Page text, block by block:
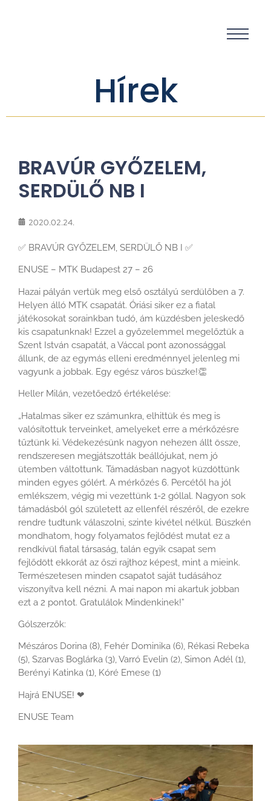
Hírek
BRAVÚR GYŐZELEM,
SERDÜLŐ NB I
2020.02.24.
✅ BRAVÚR GYŐZELEM, SERDÜLŐ NB I ✅
ENUSE – MTK Budapest 27 – 26
Hazai pályán vertük meg első osztályú serdülőben a 7.
Helyen álló MTK csapatát. Óriási siker ez a fiatal
játékosokat sorainkban tudó, ám küzdésben jeleskedő
kis csapatunknak! Ezzel a győzelemmel megelőztük a
Szent István csapatát, a Váccal pont azonossággal
állunk, de az egymás elleni eredménnyel jelenleg mi
vagyunk a jobbak. Egy egész város büszke!👏
Heller Milán, vezetőedző értékelése:
„Hatalmas siker ez számunkra, elhittük és meg is
valósítottuk terveinket, amelyeket erre a mérkőzésre
tűztünk ki. Védekezésünk nagyon nehezen állt össze,
rendszeresen megjátszották beállójukat, nem jó
ütemben váltottunk. Támadásban nagyot küzdöttünk
minden egyes gólért. A mérkőzés 6. Percétől ha jól
emlékszem, végig mi vezettünk 1-2 góllal. Nagyon sok
támadásból gól született az ellenfél részéről, de ezekre
rendre tudtunk válaszolni, szinte kivétel nélkül. Büszkén
mondhatom, hogy folyamatos fejlődést mutat ez a
rendkívül fiatal társaság, talán egyik csapat sem
fejlődött ekkorát az őszi rajthoz képest, mint a mieink.
Természetesen minden csapatot saját tudásához
viszonyítva kell nézni. A mai napon mi akartuk jobban
ezt a 2 pontot. Gratulálok Mindenkinek!”
Gólszerzők:
Mészáros Dorina (8), Fehér Dominika (6), Rékasi Rebeka
(5), Szarvas Boglárka (3), Varró Evelin (2), Simon Adél (1),
Berényi Katinka (1), Kóré Emese (1)
Hajrá ENUSE! ❤
ENUSE Team